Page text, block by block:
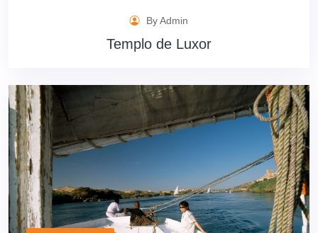
By Admin
Templo de Luxor